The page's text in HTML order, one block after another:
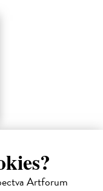
Artforum
rodina.
byl v...